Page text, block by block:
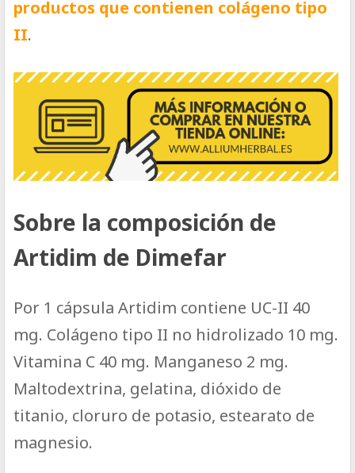
productos que contienen colágeno tipo
II.
Sobre la composición de
Artidim de Dimefar
Por 1 cápsula Artidim contiene UC-II 40
mg. Colágeno tipo II no hidrolizado 10 mg.
Vitamina C 40 mg. Manganeso 2 mg.
Maltodextrina, gelatina, dióxido de
titanio, cloruro de potasio, estearato de
magnesio.